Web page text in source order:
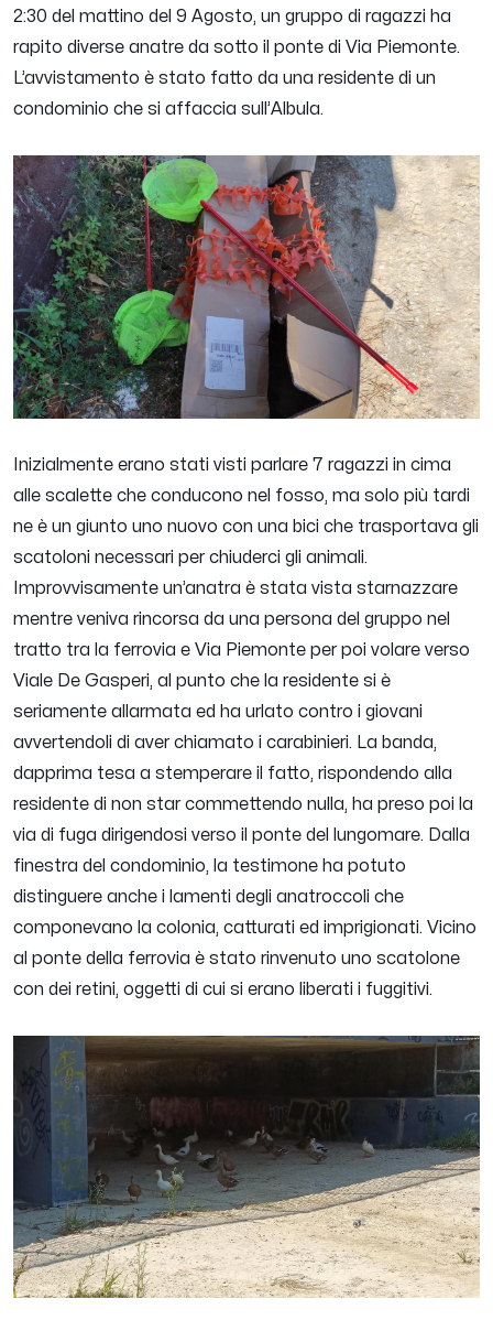
2:30 del mattino del 9 Agosto, un gruppo di ragazzi ha
rapito diverse anatre da sotto il ponte di Via Piemonte.
L’avvistamento è stato fatto da una residente di un
condominio che si affaccia sull’Albula.
Inizialmente erano stati visti parlare 7 ragazzi in cima
alle scalette che conducono nel fosso, ma solo più tardi
ne è un giunto uno nuovo con una bici che trasportava gli
scatoloni necessari per chiuderci gli animali.
Improvvisamente un’anatra è stata vista starnazzare
mentre veniva rincorsa da una persona del gruppo nel
tratto tra la ferrovia e Via Piemonte per poi volare verso
Viale De Gasperi, al punto che la residente si è
seriamente allarmata ed ha urlato contro i giovani
avvertendoli di aver chiamato i carabinieri. La banda,
dapprima tesa a stemperare il fatto, rispondendo alla
residente di non star commettendo nulla, ha preso poi la
via di fuga dirigendosi verso il ponte del lungomare. Dalla
finestra del condominio, la testimone ha potuto
distinguere anche i lamenti degli anatroccoli che
componevano la colonia, catturati ed imprigionati. Vicino
al ponte della ferrovia è stato rinvenuto uno scatolone
con dei retini, oggetti di cui si erano liberati i fuggitivi.